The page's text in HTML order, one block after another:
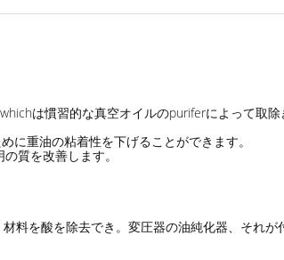
は慣習的な真空オイルのpuriferによって取除
重油の粘着性を下げることができます。
質を改善します。
料を酸を除去でき。変圧器の油純化器、それ